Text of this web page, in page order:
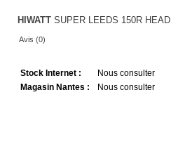
HIWATT SUPER LEEDS 150R HEAD
Avis (0)
Stock Internet :
Nous consulter
Magasin Nantes :
Nous consulter